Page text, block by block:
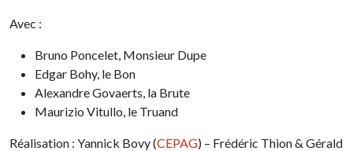
Avec :
Bruno Poncelet, Monsieur Dupe
Edgar Bohy, le Bon
Alexandre Govaerts, la Brute
Maurizio Vitullo, le Truand
Réalisation : Yannick Bovy (CEPAG) – Frédéric Thion & Gérald